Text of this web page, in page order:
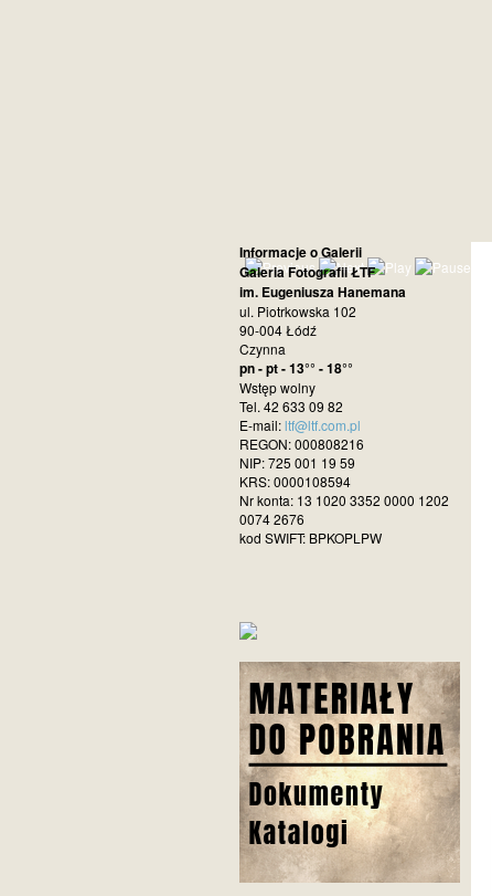
Informacje o Galerii
Galeria Fotografii ŁTF
im. Eugeniusza Hanemana
ul. Piotrkowska 102
90-004 Łódź
Czynna
pn - pt - 13°° - 18°°
Wstęp wolny
Tel. 42 633 09 82
E-mail:ltf@ltf.com.pl
REGON: 000808216
NIP: 725 001 19 59
KRS: 0000108594
Nr konta: 13 1020 3352 0000 1202
0074 2676
kod SWIFT: BPKOPLPW